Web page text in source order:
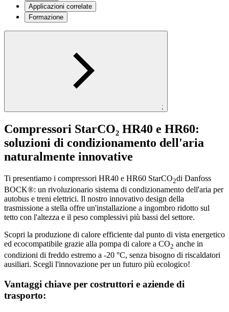
Applicazioni correlate
Formazione
;
Compressori StarCO₂ HR40 e HR60:
soluzioni di condizionamento dell'aria
naturalmente innovative
Ti presentiamo i compressori HR40 e HR60 StarCO2di Danfoss
BOCK®: un rivoluzionario sistema di condizionamento dell'aria per
autobus e treni elettrici. Il nostro innovativo design della
trasmissione a stella offre un'installazione a ingombro ridotto sul
tetto con l'altezza e il peso complessivi più bassi del settore.
Scopri la produzione di calore efficiente dal punto di vista energetico
ed ecocompatibile grazie alla pompa di calore a CO2 anche in
condizioni di freddo estremo a -20 °C, senza bisogno di riscaldatori
ausiliari. Scegli l'innovazione per un futuro più ecologico!
Vantaggi chiave per costruttori e aziende di
trasporto: